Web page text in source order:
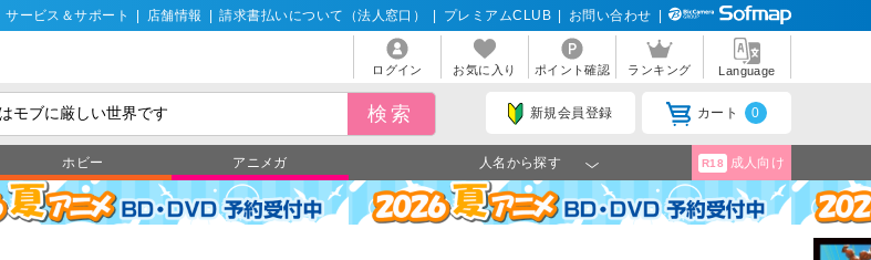
サービス＆サポート 店舗情報 請求書払いについて（法人窓口） プレミアムCLUB お問い合わせ
ログイン お気に入り ポイント確認 ランキング Language
新規会員登録 カート 0
ホビー アニメガ 人名から探す R18 成人向け